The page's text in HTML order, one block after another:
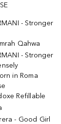
- Stronger
Qahwa
- Stronger
in Roma
Refillable
- Good Girl